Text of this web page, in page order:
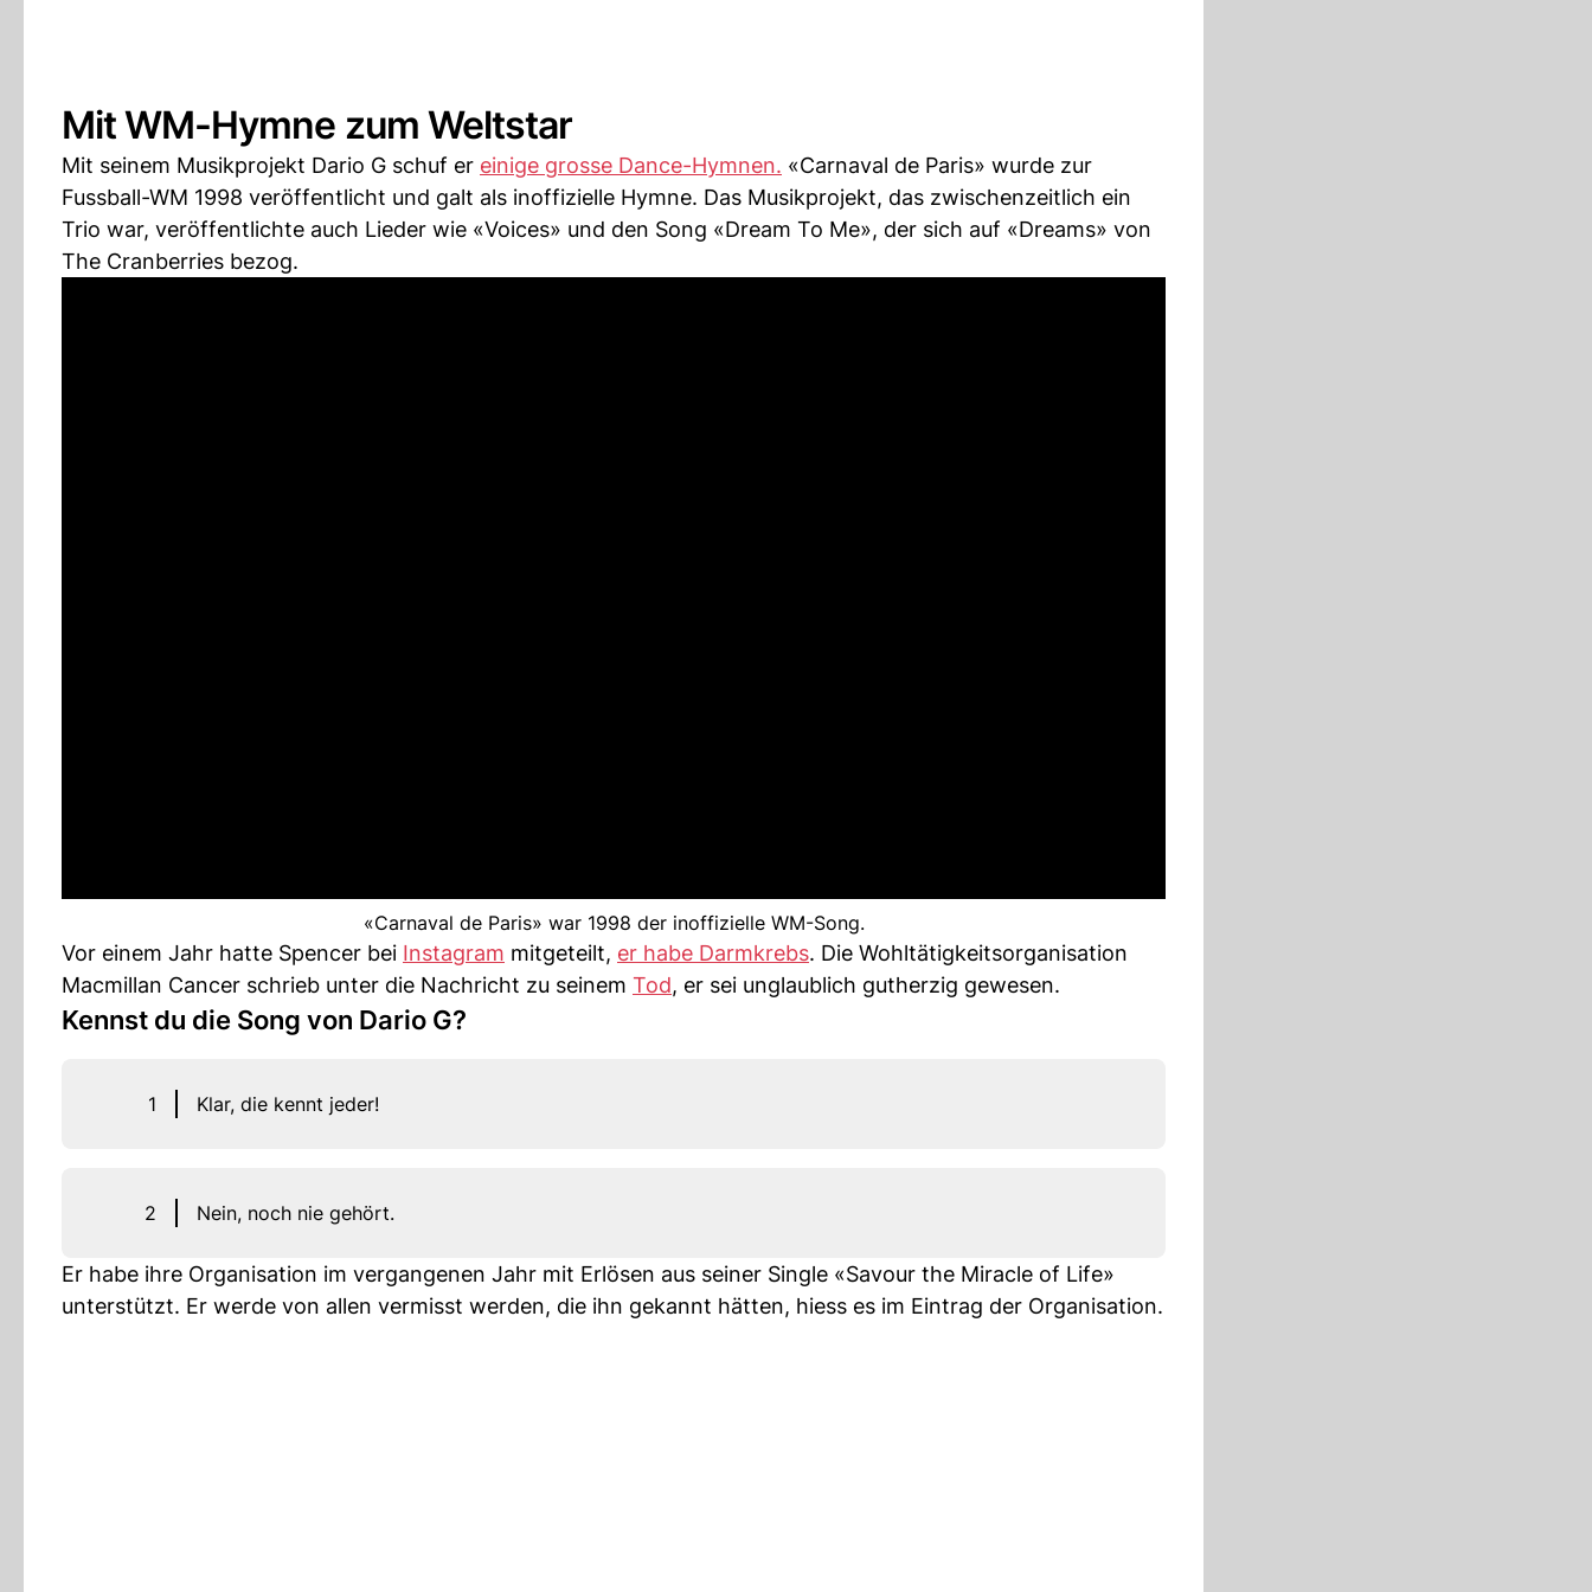
Mit WM-Hymne zum Weltstar
Mit seinem Musikprojekt Dario G schuf er einige grosse Dance-Hymnen. «Carnaval de Paris» wurde zur
Fussball-WM 1998 veröffentlicht und galt als inoffizielle Hymne. Das Musikprojekt, das zwischenzeitlich ein
Trio war, veröffentlichte auch Lieder wie «Voices» und den Song «Dream To Me», der sich auf «Dreams» von
The Cranberries bezog.
«Carnaval de Paris» war 1998 der inoffizielle WM-Song.
Vor einem Jahr hatte Spencer bei Instagram mitgeteilt, er habe Darmkrebs. Die Wohltätigkeitsorganisation
Macmillan Cancer schrieb unter die Nachricht zu seinem Tod, er sei unglaublich gutherzig gewesen.
Kennst du die Song von Dario G?
1 Klar, die kennt jeder!
2 Nein, noch nie gehört.
Er habe ihre Organisation im vergangenen Jahr mit Erlösen aus seiner Single «Savour the Miracle of Life»
unterstützt. Er werde von allen vermisst werden, die ihn gekannt hätten, hiess es im Eintrag der Organisation.